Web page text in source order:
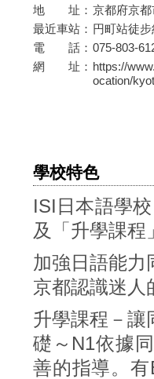
地 址： 京都府京
最近車站： 円町站徒
電 話： 075-803-
網 址： https://
ocation/
學校特色
ISI日本語學
及「升學課程
加強日語能力
京都認識迷人
升學課程－讓
礎～N1依據
善的指導。